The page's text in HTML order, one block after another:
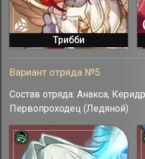
Трибби
Вариант отряда №5
Состав отряда: Анакса,
Первопроходец (Ледяной)